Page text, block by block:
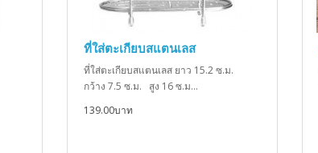
ที่ใส่ตะเกียบสแตนเลส
ที่ใส่ตะเกียบสแตนเลส ยาว 15.2 ซ.ม.
กว้าง 7.5 ซ.ม. สูง 16 ซ.ม...
139.00บาท